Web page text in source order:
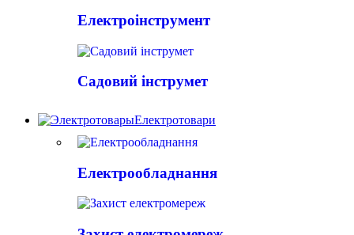
Електроінструмент
Садовий інструмет
Електротовари
Електрообладнання